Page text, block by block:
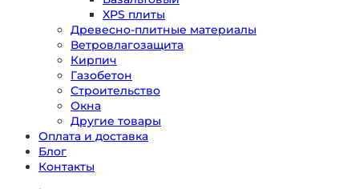
XPS плиты
Древесно-плитные материалы
Ветровлагозащита
Кирпич
Газобетон
Строительство
Окна
Другие товары
Оплата и доставка
Блог
Контакты